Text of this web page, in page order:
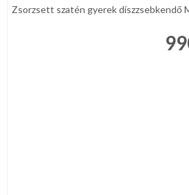
Zsorzsett szatén gyerek